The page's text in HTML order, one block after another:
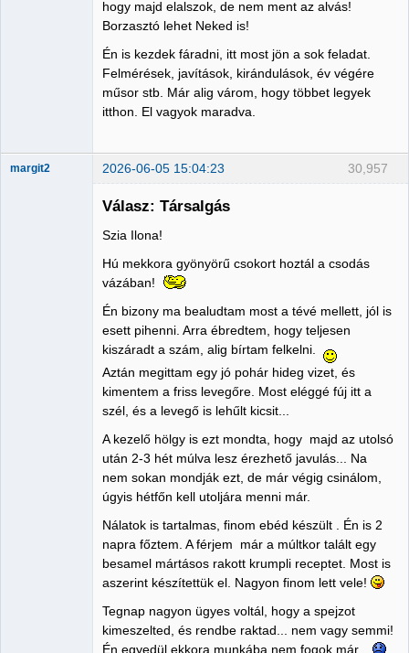
hogy majd elalszok, de nem ment az alvás!
Borzasztó lehet Neked is!
Én is kezdek fáradni, itt most jön a sok feladat.
Felmérések, javítások, kirándulások, év végére
műsor stb. Már alig várom, hogy többet legyek
itthon. El vagyok maradva.
30,957
margit2 2026-06-05 15:04:23
Válasz: Társalgás
Szia Ilona!
Hú mekkora gyönyörű csokort hoztál a csodás
vázában!
Én bizony ma bealudtam most a tévé mellett, jól is
esett pihenni. Arra ébredtem, hogy teljesen
kiszáradt a szám, alig bírtam felkelni.
Aztán megittam egy jó pohár hideg vizet, és
kimentem a friss levegőre. Most eléggé fúj itt a
szél, és a levegő is lehűlt kicsit...
A kezelő hölgy is ezt mondta, hogy majd az utolsó
után 2-3 hét múlva lesz érezhető javulás... Na
nem sokan mondják ezt, de már végig csinálom,
úgyis hétfőn kell utoljára menni már.
Nálatok is tartalmas, finom ebéd készült . Én is 2
napra főztem. A férjem már a múltkor talált egy
besamel mártásos rakott krumpli receptet. Most is
aszerint készítettük el. Nagyon finom lett vele!
Tegnap nagyon ügyes voltál, hogy a spejzot
kimeszelted, és rendbe raktad... nem vagy semmi!
Én egyedül ekkora munkába nem fogok már.